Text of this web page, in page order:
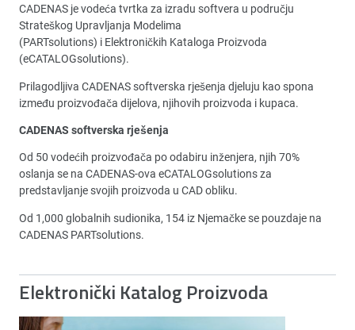
CADENAS je vodeća tvrtka za izradu softvera u području
Strateškog Upravljanja Modelima
(PARTsolutions) i Elektroničkih Kataloga Proizvoda
(eCATALOGsolutions).
Prilagodljiva CADENAS softverska rješenja djeluju kao spona
između proizvođača dijelova, njihovih proizvoda i kupaca.
CADENAS softverska rješenja
Od 50 vodećih proizvođača po odabiru inženjera, njih 70%
oslanja se na CADENAS-ova eCATALOGsolutions za
predstavljanje svojih proizvoda u CAD obliku.
Od 1,000 globalnih sudionika, 154 iz Njemačke se pouzdaje na
CADENAS PARTsolutions.
Elektronički Katalog Proizvoda